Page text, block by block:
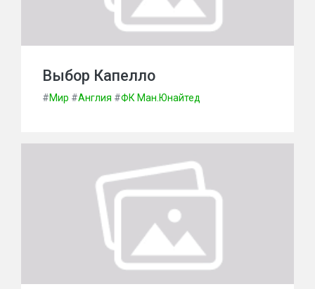
Выбор Капелло
#Мир #Англия #ФК Ман.Юнайтед